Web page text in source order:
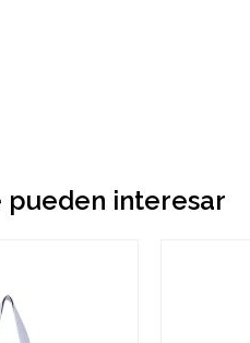
pueden interesar